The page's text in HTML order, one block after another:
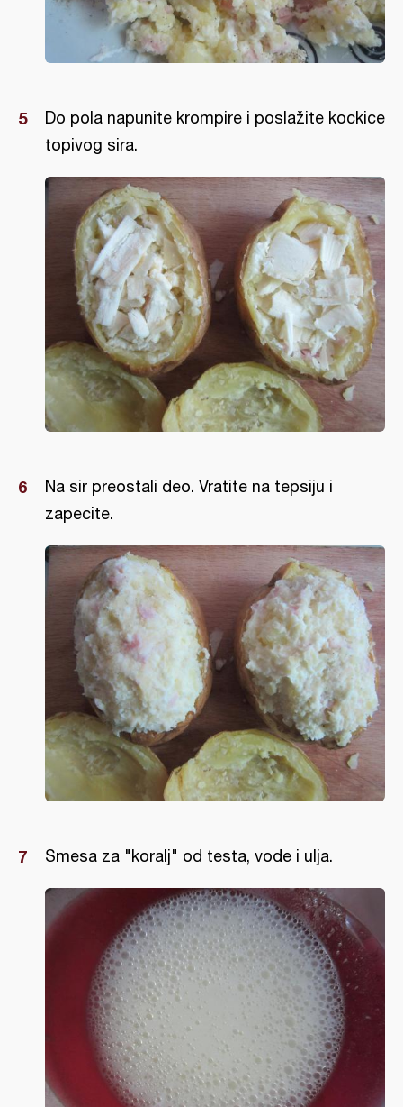
Do pola napunite krompire i poslažite kockice
topivog sira.
Na sir preostali deo. Vratite na tepsiju i
zapecite.
Smesa za "koralj" od testa, vode i ulja.